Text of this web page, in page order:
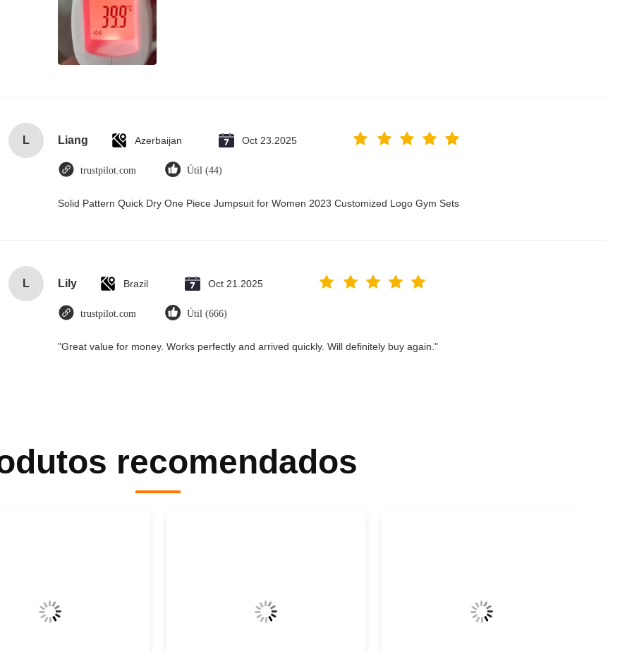
L Liang Azerbaijan Oct 23.2025
trustpilot.com Útil (44)
Solid Pattern Quick Dry One Piece Jumpsuit for Women 2023 Customized Logo Gym Sets
L Lily Brazil Oct 21.2025
trustpilot.com Útil (666)
"Great value for money. Works perfectly and arrived quickly. Will definitely buy again."
recomendados